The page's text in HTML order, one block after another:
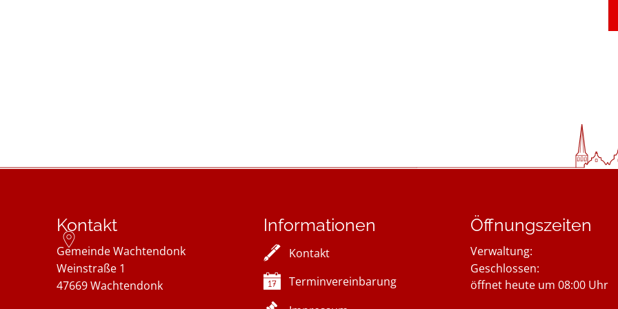
Kontakt
Gemeinde Wachtendonk
Weinstraße 1
47669Wachtendonk
Informationen
Kontakt
Terminvereinbarung
Öffnungszeiten
Verwaltung:
Klicken, um weitere
Geschlossen:
öffnet heute um 08:00 Uhr